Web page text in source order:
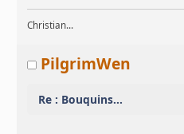
Christian...
PilgrimWen
Re : Bouquins...